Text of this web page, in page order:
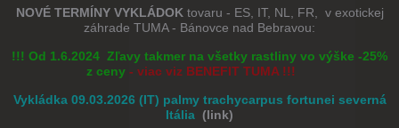
NOVÉ TERMÍNY VYKLÁDOK tovaru - ES, IT, NL, FR, v exotickej
záhrade TUMA - Bánovce nad Bebravou:
!!! Od 1.6.2024 Zľavy takmer na všetky rastliny vo výške -25%
z ceny - viac viz BENEFIT TUMA !!!
Vykládka 09.03.2026 (IT) palmy trachycarpus fortunei severná
Itália (link)